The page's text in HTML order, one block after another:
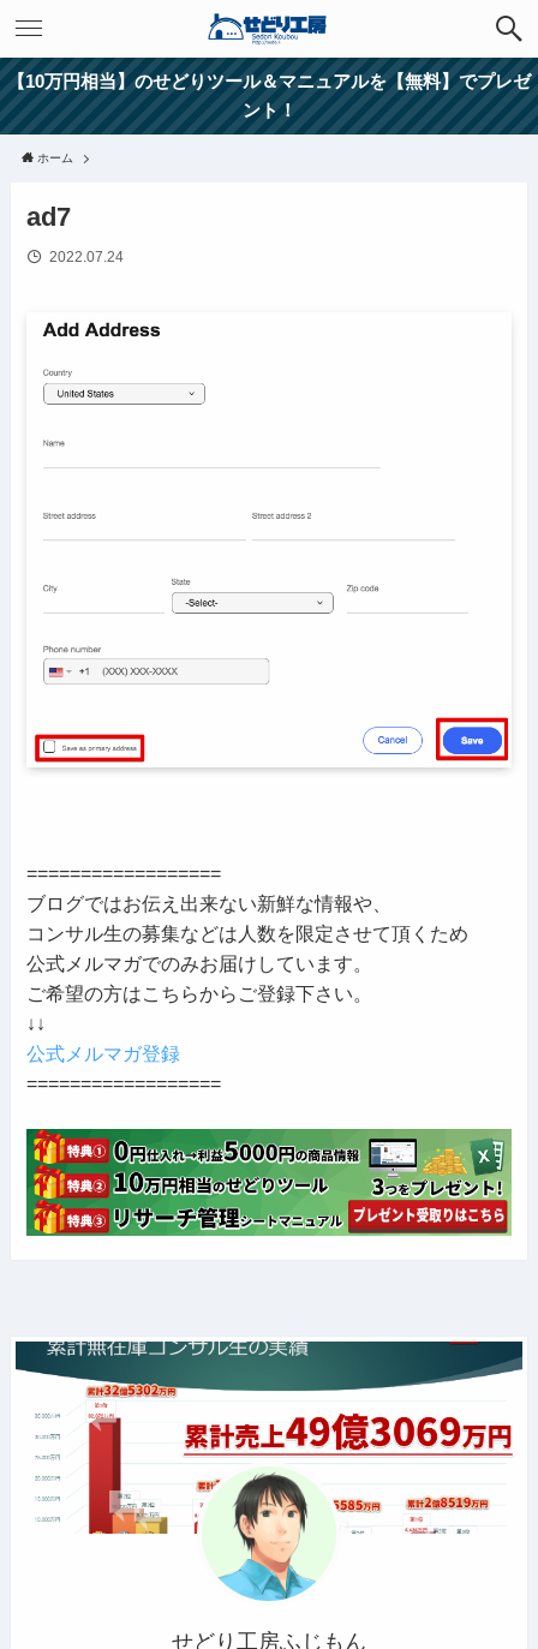
【10万円相当】のせどりツール＆マニュアルを【無料】でプレゼ
ント！
ホーム
ad7
2022.07.24
==================
ブログではお伝え出来ない新鮮な情報や、
コンサル生の募集などは人数を限定させて頂くため
公式メルマガでのみお届けしています。
ご希望の方はこちらからご登録下さい。
↓↓
公式メルマガ登録
==================
せどり工房ふじもん